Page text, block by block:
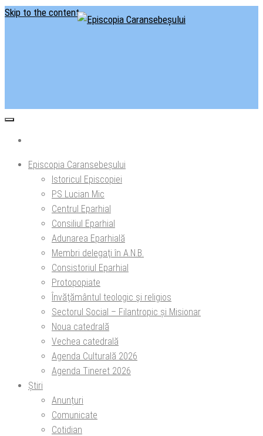
Skip to the content
Episcopia Caransebeșului
Istoricul Episcopiei
PS Lucian Mic
Centrul Eparhial
Consiliul Eparhial
Adunarea Eparhială
Membri delegaţi în A.N.B.
Consistoriul Eparhial
Protopopiate
Învăţământul teologic şi religios
Sectorul Social – Filantropic și Misionar
Noua catedrală
Vechea catedrală
Agenda Culturală 2026
Agenda Tineret 2026
Știri
Anunțuri
Comunicate
Cotidian